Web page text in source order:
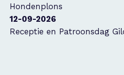
Hondenplons
12-09-2026
Receptie en Patroonsdag